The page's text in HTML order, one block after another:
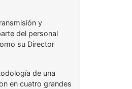
y
del personal
su Director
de una
en cuatro grandes